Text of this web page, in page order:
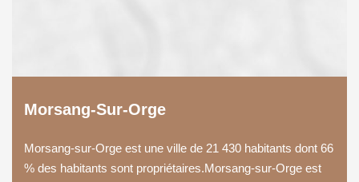
Morsang-Sur-Orge
Morsang-sur-Orge est une ville de 21 430 habitants dont 66
% des habitants sont propriétaires.Morsang-sur-Orge est